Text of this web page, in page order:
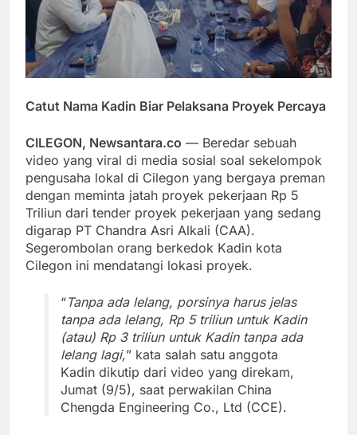
Catut Nama Kadin Biar Pelaksana Proyek Percaya
CILEGON, Newsantara.co — Beredar sebuah
video yang viral di media sosial soal sekelompok
pengusaha lokal di Cilegon yang bergaya preman
dengan meminta jatah proyek pekerjaan Rp 5
Triliun dari tender proyek pekerjaan yang sedang
digarap PT Chandra Asri Alkali (CAA).
Segerombolan orang berkedok Kadin kota
Cilegon ini mendatangi lokasi proyek.
“Tanpa ada lelang, porsinya harus jelas
tanpa ada lelang, Rp 5 triliun untuk Kadin
(atau) Rp 3 triliun untuk Kadin tanpa ada
lelang lagi,” kata salah satu anggota
Kadin dikutip dari video yang direkam,
Jumat (9/5), saat perwakilan China
Chengda Engineering Co., Ltd (CCE).